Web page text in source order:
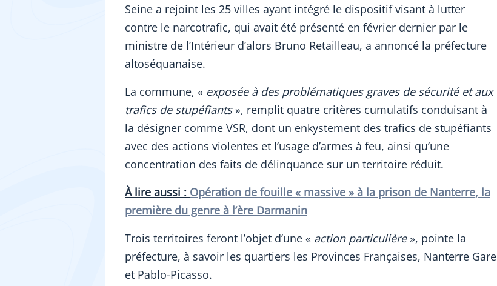
Seine a rejoint les 25 villes ayant intégré le dispositif visant à lutter
contre le narcotrafic, qui avait été présenté en février dernier par le
ministre de l’Intérieur d’alors Bruno Retailleau, a annoncé la préfecture
altoséquanaise.
La commune, « exposée à des problématiques graves de sécurité et aux
trafics de stupéfiants», remplit quatre critères cumulatifs conduisant à
la désigner comme VSR, dont un enkystement des trafics de stupéfiants
avec des actions violentes et l’usage d’armes à feu, ainsi qu’une
concentration des faits de délinquance sur un territoire réduit.
À lire aussi : Opération de fouille « massive » à la prison de Nanterre, la
première du genre à l’ère Darmanin
Trois territoires feront l’objet d’une « action particulière», pointe la
préfecture, à savoir les quartiers les Provinces Françaises, Nanterre Gare
et Pablo-Picasso.